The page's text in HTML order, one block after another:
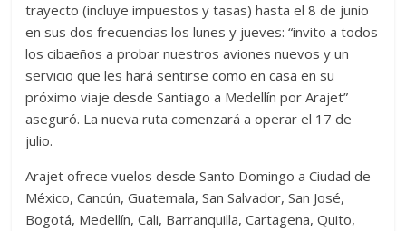
trayecto (incluye impuestos y tasas) hasta el 8 de junio
en sus dos frecuencias los lunes y jueves: “invito a todos
los cibaeños a probar nuestros aviones nuevos y un
servicio que les hará sentirse como en casa en su
próximo viaje desde Santiago a Medellín por Arajet”
aseguró. La nueva ruta comenzará a operar el 17 de
julio.
Arajet ofrece vuelos desde Santo Domingo a Ciudad de
México, Cancún, Guatemala, San Salvador, San José,
Bogotá, Medellín, Cali, Barranquilla, Cartagena, Quito,